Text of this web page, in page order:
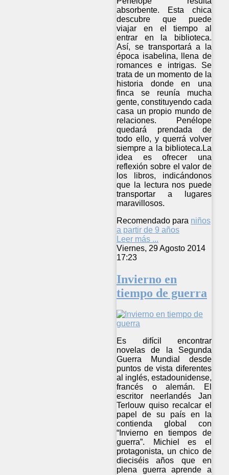
absorbente. Esta chica
descubre que puede
viajar en el tiempo al
entrar en la biblioteca.
Así, se transportará a la
época isabelina, llena de
romances e intrigas. Se
trata de un momento de la
historia donde en una
finca se reunía mucha
gente, constituyendo cada
casa un propio mundo de
relaciones. Penélope
quedará prendada de
todo ello, y querrá volver
siempre a la biblioteca.La
idea es ofrecer una
reflexión sobre el valor de
los libros, indicándonos
que la lectura nos puede
transportar a lugares
maravillosos.
Recomendado para niños
a partir de 9 años
Leer más ...
Viernes, 29 Agosto 2014
17:23
Invierno en
tiempo de guerra
Es difícil encontrar
novelas de la Segunda
Guerra Mundial desde
puntos de vista diferentes
al inglés, estadounidense,
francés o alemán. El
escritor neerlandés Jan
Terlouw quiso recalcar el
papel de su país en la
contienda global con
“Invierno en tiempos de
guerra”. Michiel es el
protagonista, un chico de
dieciséis años que en
plena guerra aprende a